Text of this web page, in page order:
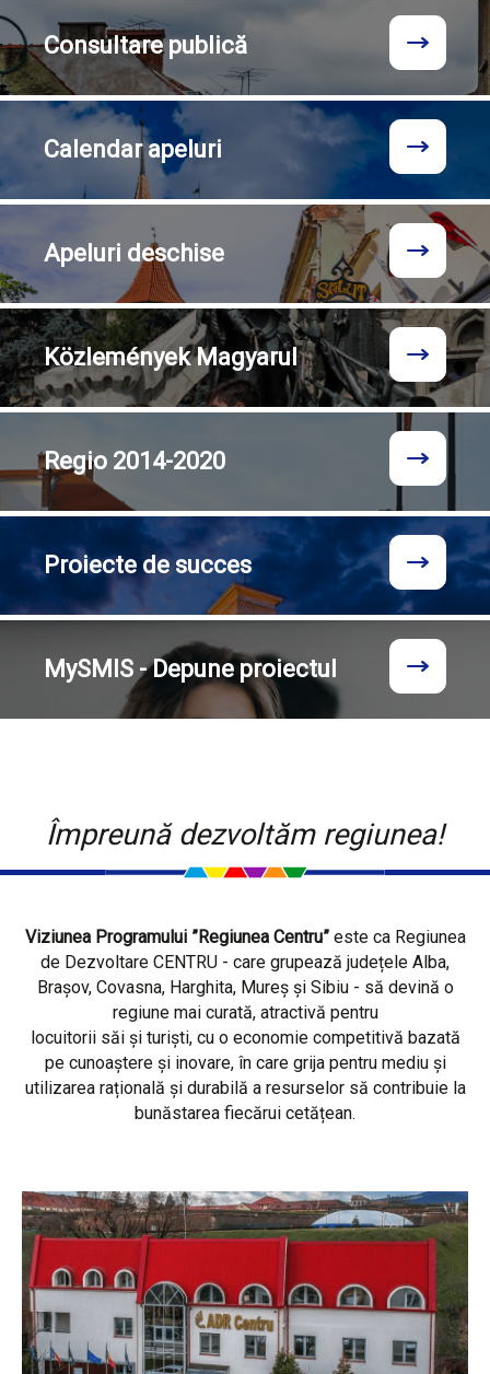
Consultarepublică
Calendarapeluri
Apeluri deschise
KözleményekMagyarul
Regio 2014-2020
Proiecte de succes
MySMIS - Depune proiectul
Împreună dezvoltăm regiunea!
Viziunea Programului ”Regiunea Centru”este ca Regiunea
de Dezvoltare CENTRU - care grupează județele Alba,
Brașov, Covasna, Harghita, Mureș și Sibiu - să devină o
regiune mai curată, atractivă pentru
locuitorii săi și turiști, cu o economie competitivă bazată
pe cunoaștere și inovare, în care grija pentru mediu și
utilizarea rațională și durabilă a resurselor să contribuie la
bunăstarea fiecărui cetățean.